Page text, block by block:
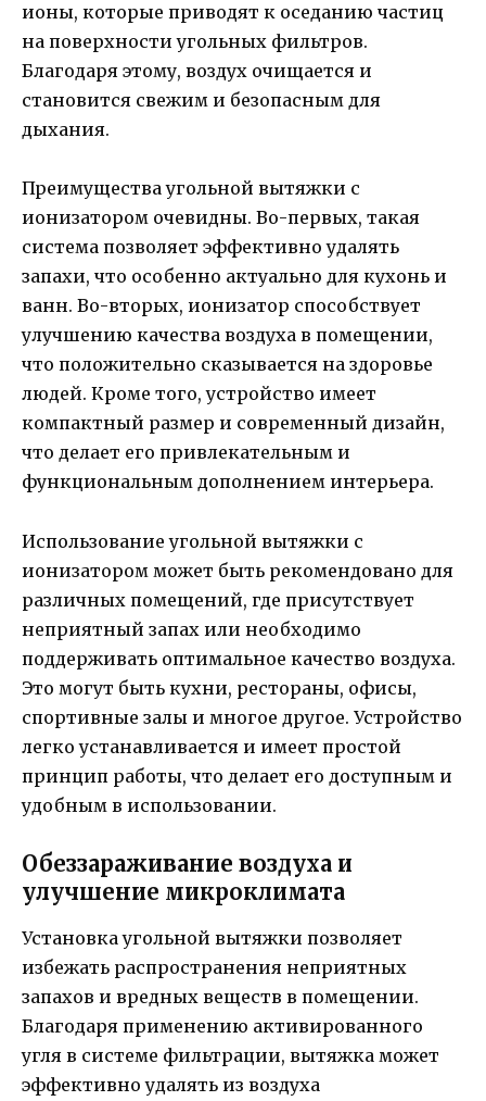
ионы, которые приводят к оседанию частиц
на поверхности угольных фильтров.
Благодаря этому, воздух очищается и
становится свежим и безопасным для
дыхания.
Преимущества угольной вытяжки с
ионизатором очевидны. Во-первых, такая
система позволяет эффективно удалять
запахи, что особенно актуально для кухонь и
ванн. Во-вторых, ионизатор способствует
улучшению качества воздуха в помещении,
что положительно сказывается на здоровье
людей. Кроме того, устройство имеет
компактный размер и современный дизайн,
что делает его привлекательным и
функциональным дополнением интерьера.
Использование угольной вытяжки с
ионизатором может быть рекомендовано для
различных помещений, где присутствует
неприятный запах или необходимо
поддерживать оптимальное качество воздуха.
Это могут быть кухни, рестораны, офисы,
спортивные залы и многое другое. Устройство
легко устанавливается и имеет простой
принцип работы, что делает его доступным и
удобным в использовании.
Обеззараживание воздуха и
улучшение микроклимата
Установка угольной вытяжки позволяет
избежать распространения неприятных
запахов и вредных веществ в помещении.
Благодаря применению активированного
угля в системе фильтрации, вытяжка может
эффективно удалять из воздуха